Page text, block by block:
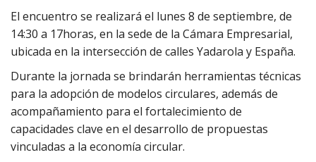
El encuentro se realizará el lunes 8 de septiembre, de
14:30 a 17horas, en la sede de la Cámara Empresarial,
ubicada en la intersección de calles Yadarola y España.
Durante la jornada se brindarán herramientas técnicas
para la adopción de modelos circulares, además de
acompañamiento para el fortalecimiento de
capacidades clave en el desarrollo de propuestas
vinculadas a la economía circular.